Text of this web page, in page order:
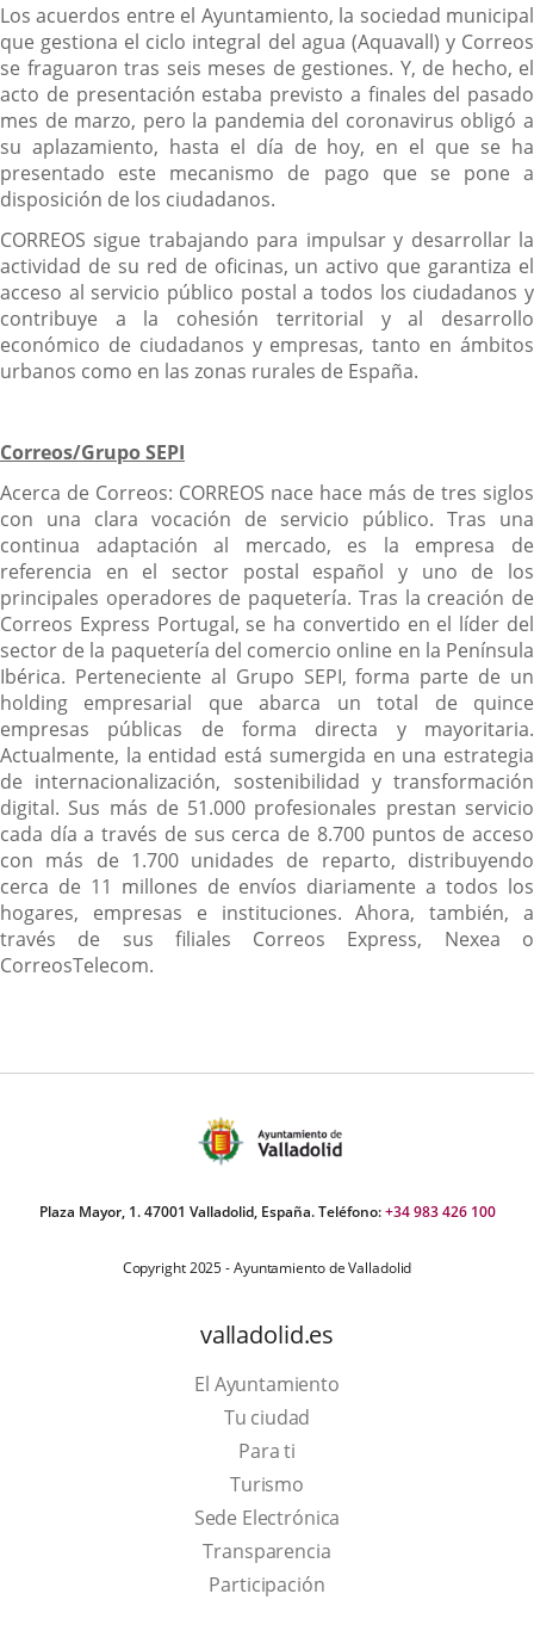
Los acuerdos entre el Ayuntamiento, la sociedad municipal
que gestiona el ciclo integral del agua (Aquavall) y Correos
se fraguaron tras seis meses de gestiones. Y, de hecho, el
acto de presentación estaba previsto a finales del pasado
mes de marzo, pero la pandemia del coronavirus obligó a
su aplazamiento, hasta el día de hoy, en el que se ha
presentado este mecanismo de pago que se pone a
disposición de los ciudadanos.
CORREOS sigue trabajando para impulsar y desarrollar la
actividad de su red de oficinas, un activo que garantiza el
acceso al servicio público postal a todos los ciudadanos y
contribuye a la cohesión territorial y al desarrollo
económico de ciudadanos y empresas, tanto en ámbitos
urbanos como en las zonas rurales de España.
Correos/Grupo SEPI
Acerca de Correos: CORREOS nace hace más de tres siglos
con una clara vocación de servicio público. Tras una
continua adaptación al mercado, es la empresa de
referencia en el sector postal español y uno de los
principales operadores de paquetería. Tras la creación de
Correos Express Portugal, se ha convertido en el líder del
sector de la paquetería del comercio online en la Península
Ibérica. Perteneciente al Grupo SEPI, forma parte de un
holding empresarial que abarca un total de quince
empresas públicas de forma directa y mayoritaria.
Actualmente, la entidad está sumergida en una estrategia
de internacionalización, sostenibilidad y transformación
digital. Sus más de 51.000 profesionales prestan servicio
cada día a través de sus cerca de 8.700 puntos de acceso
con más de 1.700 unidades de reparto, distribuyendo
cerca de 11 millones de envíos diariamente a todos los
hogares, empresas e instituciones. Ahora, también, a
través de sus filiales Correos Express, Nexea o
CorreosTelecom.
Plaza Mayor, 1. 47001 Valladolid, España. Teléfono:+34 983 426 100
Copyright 2025 - Ayuntamiento de Valladolid
valladolid.es
El Ayuntamiento
Tu ciudad
Para ti
TurismoThis
link
will
open
Sede Electrónica
Transparencia
Participación